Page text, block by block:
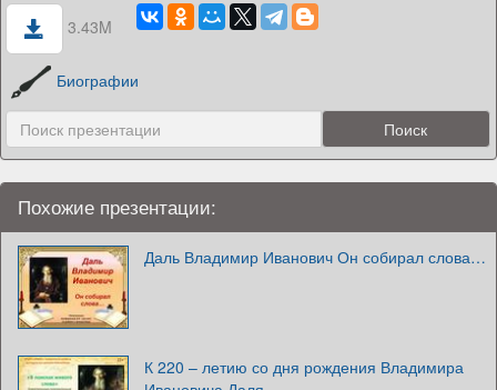
3.43M
Биографии
Похожие презентации:
Даль Владимир Иванович Он собирал слова…
К 220 – летию со дня рождения Владимира